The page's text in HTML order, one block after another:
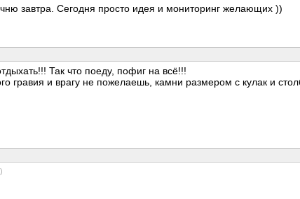
завтра. Сегодня просто идея и мониторинг желающих ))
Так что поеду, пофиг на всё!!!
гравия и врагу не пожелаешь, камни размером с кулак и